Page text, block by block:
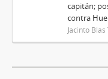
capitán;
contra
Jacinto